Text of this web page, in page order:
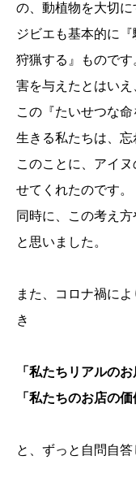
の、動植物を大切に
ジビエも基本的に
狩猟する』ものです
害を与えたとはい
この『たいせつな
生きる私たちは、忘
このことに、アイ
せてくれたのです。
同時に、この考え
と思いました。
また、コロナ禍に
き
「私たちリアルの
「私たちのお店の価
と、ずっと自問自答